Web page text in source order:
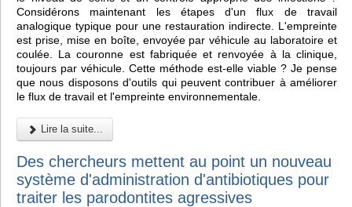
Considérons maintenant les étapes d'un flux de travail
analogique typique pour une restauration indirecte. L'empreinte
est prise, mise en boîte, envoyée par véhicule au laboratoire et
coulée. La couronne est fabriquée et renvoyée à la clinique,
toujours par véhicule. Cette méthode est-elle viable ? Je pense
que nous disposons d'outils qui peuvent contribuer à améliorer
le flux de travail et l'empreinte environnementale.
Lire la suite...
Des chercheurs mettent au point un nouveau
système d'administration d'antibiotiques pour
traiter les parodontites agressives